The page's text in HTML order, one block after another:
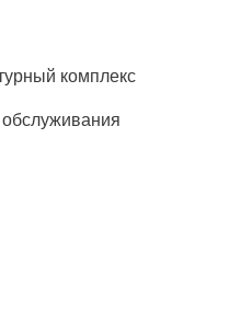
комплекс